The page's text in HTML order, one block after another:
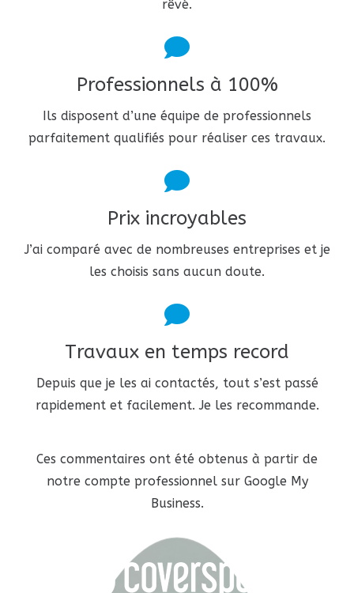
rêvé.
Professionnels à 100%
Ils disposent d’une équipe de professionnels
parfaitement qualifiés pour réaliser ces travaux.
Prix incroyables
J’ai comparé avec de nombreuses entreprises et je
les choisis sans aucun doute.
Travaux en temps record
Depuis que je les ai contactés, tout s’est passé
rapidement et facilement. Je les recommande.
Ces commentaires ont été obtenus à partir de
notre compte professionnel sur Google My
Business.